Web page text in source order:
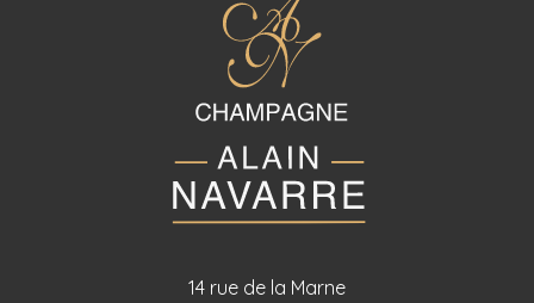
14 rue de la Marne